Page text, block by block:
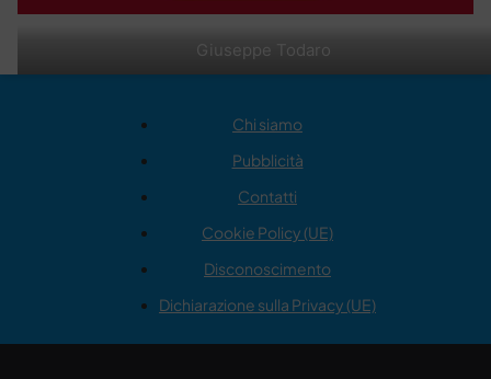
Giuseppe Todaro
Chi siamo
Pubblicità
Contatti
Cookie Policy (UE)
Disconoscimento
Dichiarazione sulla Privacy (UE)